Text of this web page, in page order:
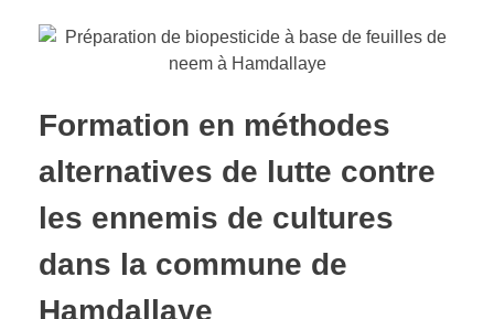
Formation en méthodes
alternatives de lutte contre
les ennemis de cultures
dans la commune de
Hamdallaye